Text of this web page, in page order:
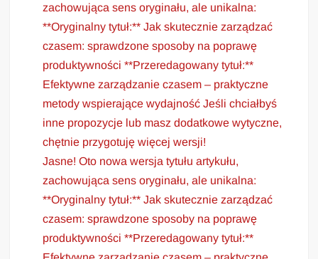
zachowująca sens oryginału, ale unikalna:
**Oryginalny tytuł:** Jak skutecznie zarządzać
czasem: sprawdzone sposoby na poprawę
produktywności **Przeredagowany tytuł:**
Efektywne zarządzanie czasem – praktyczne
metody wspierające wydajność Jeśli chciałbyś
inne propozycje lub masz dodatkowe wytyczne,
chętnie przygotuję więcej wersji!
Jasne! Oto nowa wersja tytułu artykułu,
zachowująca sens oryginału, ale unikalna:
**Oryginalny tytuł:** Jak skutecznie zarządzać
czasem: sprawdzone sposoby na poprawę
produktywności **Przeredagowany tytuł:**